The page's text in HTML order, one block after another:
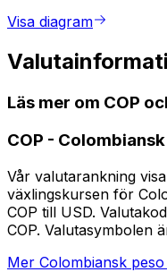
Visa diagram
Läs mer om COP
COP -
Vår valutarankning
växlingskursen för
COP till USD.
COP. Valutasymbolen
Mer Colombiansk